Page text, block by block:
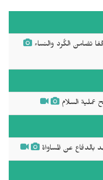
تضامن الكُرد والنساء
السلام
بالدفاع عن المساواة